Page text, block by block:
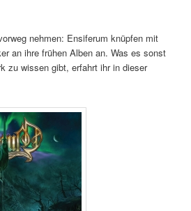
nehmen: Ensiferum knüpfen mit
an ihre frühen Alben an. Was es sonst
zu wissen gibt, erfahrt ihr in dieser